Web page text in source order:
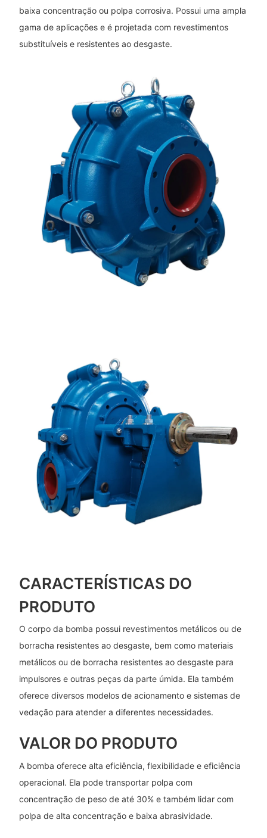
baixa concentração ou polpa corrosiva. Possui uma ampla
gama de aplicações e é projetada com revestimentos
substituíveis e resistentes ao desgaste.
CARACTERÍSTICAS DO
PRODUTO
O corpo da bomba possui revestimentos metálicos ou de
borracha resistentes ao desgaste, bem como materiais
metálicos ou de borracha resistentes ao desgaste para
impulsores e outras peças da parte úmida. Ela também
oferece diversos modelos de acionamento e sistemas de
vedação para atender a diferentes necessidades.
VALOR DO PRODUTO
A bomba oferece alta eficiência, flexibilidade e eficiência
operacional. Ela pode transportar polpa com
concentração de peso de até 30% e também lidar com
polpa de alta concentração e baixa abrasividade.